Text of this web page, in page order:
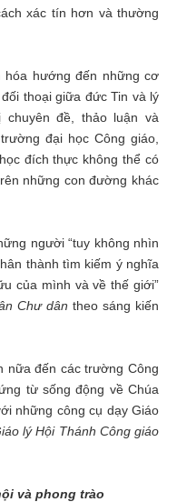
xác tín hơn và thường
hóa hướng đến những cơ
thoại giữa đức Tin và lý
đề, thảo luận và
đại học Công giáo,
đích thực không thể có
những con đường khác
người “tuy không nhìn
thành tìm kiếm ý nghĩa
của mình và về thế giới”
Chư dân theo sáng kiến
nữa đến các trường Công
từ sống động về Chúa
những công cụ dạy Giáo
lý Hội Thánh Công giáo
và phong trào